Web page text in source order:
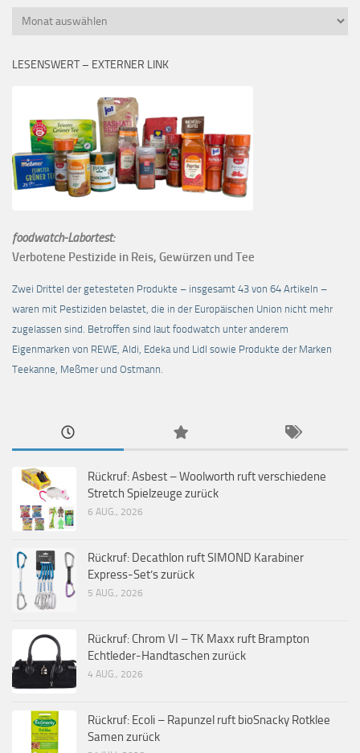
Monatsübersicht
LESENSWERT – EXTERNER LINK
foodwatch-Labortest:
Verbotene Pestizide in Reis, Gewürzen und Tee
Zwei Drittel der getesteten Produkte – insgesamt 43 von 64 Artikeln –
waren mit Pestiziden belastet, die in der Europäischen Union nicht mehr
zugelassen sind. Betroffen sind laut foodwatch unter anderem
Eigenmarken von REWE, Aldi, Edeka und Lidl sowie Produkte der Marken
Teekanne, Meßmer und Ostmann.
Rückruf: Asbest – Woolworth ruft verschiedene
Stretch Spielzeuge zurück
6 AUG., 2026
Rückruf: Decathlon ruft SIMOND Karabiner
Express-Set’s zurück
5 AUG., 2026
Rückruf: Chrom VI – TK Maxx ruft Brampton
Echtleder-Handtaschen zurück
4 AUG., 2026
Rückruf: Ecoli – Rapunzel ruft bioSnacky Rotklee
Samen zurück